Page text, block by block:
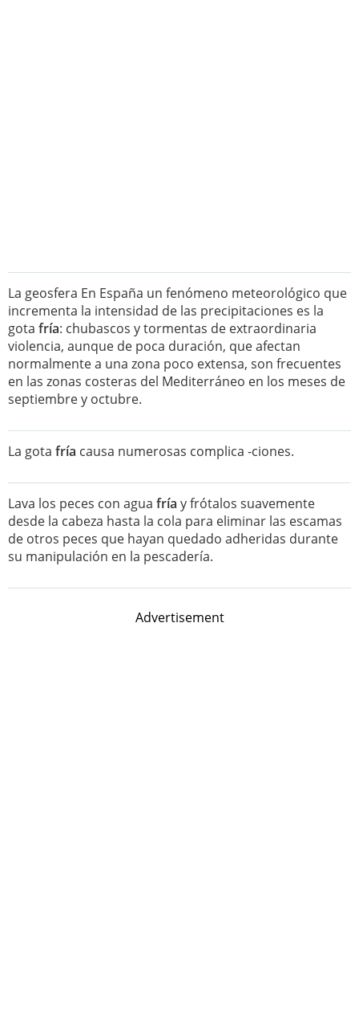
La geosfera En España un fenómeno meteorológico que
incrementa la intensidad de las precipitaciones es la
gota fría: chubascos y tormentas de extraordinaria
violencia, aunque de poca duración, que afectan
normalmente a una zona poco extensa, son frecuentes
en las zonas costeras del Mediterráneo en los meses de
septiembre y octubre.
La gota fría causa numerosas complica -ciones.
Lava los peces con agua fría y frótalos suavemente
desde la cabeza hasta la cola para eliminar las escamas
de otros peces que hayan quedado adheridas durante
su manipulación en la pescadería.
Advertisement